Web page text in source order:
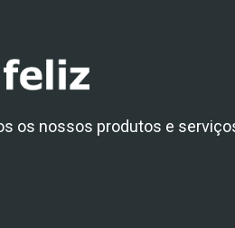
os nossos produtos e